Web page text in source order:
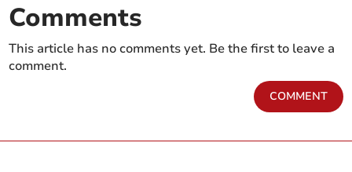
Comments
This article has no comments yet. Be the first to leave a
comment.
COMMENT